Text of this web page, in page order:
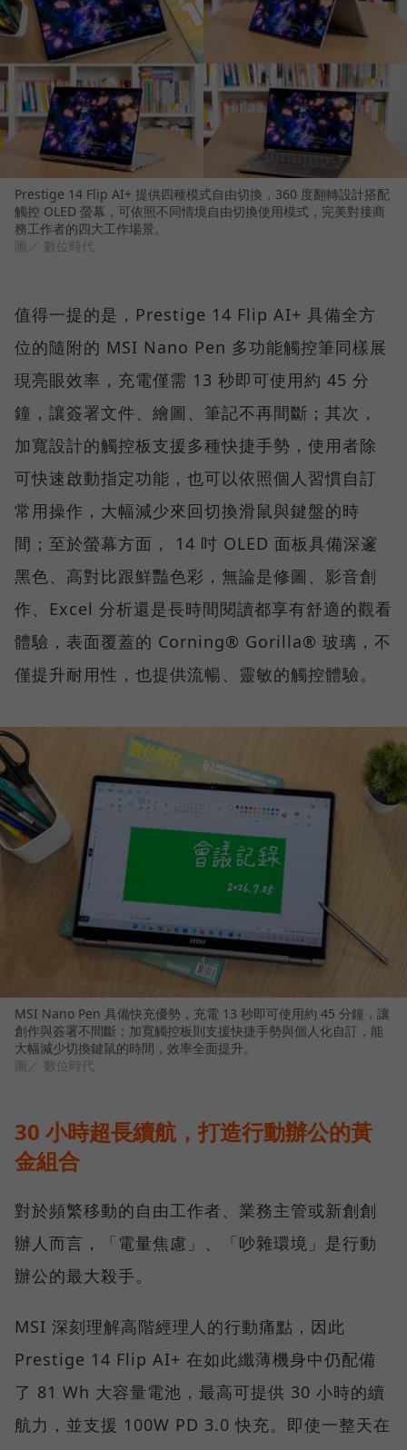
Prestige 14 Flip AI+ 提供四種模式自由切換，360 度翻轉設計搭配
觸控 OLED 螢幕，可依照不同情境自由切換使用模式，完美對接商
務工作者的四大工作場景。
圖／ 數位時代
值得一提的是，Prestige 14 Flip AI+ 具備全方
位的隨附的 MSI Nano Pen 多功能觸控筆同樣展
現亮眼效率，充電僅需 13 秒即可使用約 45 分
鐘，讓簽署文件、繪圖、筆記不再間斷；其次，
加寬設計的觸控板支援多種快捷手勢，使用者除
可快速啟動指定功能，也可以依照個人習慣自訂
常用操作，大幅減少來回切換滑鼠與鍵盤的時
間；至於螢幕方面， 14 吋 OLED 面板具備深邃
黑色、高對比跟鮮豔色彩，無論是修圖、影音創
作、Excel 分析還是長時間閱讀都享有舒適的觀看
體驗，表面覆蓋的 Corning® Gorilla® 玻璃，不
僅提升耐用性，也提供流暢、靈敏的觸控體驗。
MSI Nano Pen 具備快充優勢，充電 13 秒即可使用約 45 分鐘，讓
創作與簽署不間斷；加寬觸控板則支援快捷手勢與個人化自訂，能
大幅減少切換鍵鼠的時間，效率全面提升。
圖／ 數位時代
30 小時超長續航，打造行動辦公的黃
金組合
對於頻繁移動的自由工作者、業務主管或新創創
辦人而言，「電量焦慮」、「吵雜環境」是行動
辦公的最大殺手。
MSI 深刻理解高階經理人的行動痛點，因此
Prestige 14 Flip AI+ 在如此纖薄機身中仍配備
了 81 Wh 大容量電池，最高可提供 30 小時的續
航力，並支援 100W PD 3.0 快充。即使一整天在